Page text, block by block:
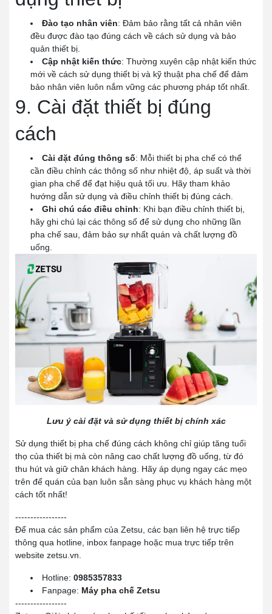
Đào tạo nhân viên: Đảm bảo rằng tất cả nhân viên
đều được đào tạo đúng cách về cách sử dụng và bảo
quản thiết bị.
Cập nhật kiến thức: Thường xuyên cập nhật kiến thức
mới về cách sử dụng thiết bị và kỹ thuật pha chế để đảm
bảo nhân viên luôn nắm vững các phương pháp tốt nhất.
9. Cài đặt thiết bị đúng
cách
Cài đặt đúng thông số: Mỗi thiết bị pha chế có thể
cần điều chỉnh các thông số như nhiệt độ, áp suất và thời
gian pha chế để đạt hiệu quả tối ưu. Hãy tham khảo
hướng dẫn sử dụng và điều chỉnh thiết bị đúng cách.
Ghi chú các điều chỉnh: Khi bạn điều chỉnh thiết bị,
hãy ghi chú lại các thông số để sử dụng cho những lần
pha chế sau, đảm bảo sự nhất quán và chất lượng đồ
uống.
Lưu ý cài đặt và sử dụng thiết bị chính xác
Sử dụng thiết bị pha chế đúng cách không chỉ giúp tăng tuổi
thọ của thiết bị mà còn nâng cao chất lượng đồ uống, từ đó
thu hút và giữ chân khách hàng. Hãy áp dụng ngay các mẹo
trên để quán của bạn luôn sẵn sàng phục vụ khách hàng một
cách tốt nhất!
-----------------
Để mua các sản phẩm của Zetsu, các bạn liên hệ trực tiếp
thông qua hotline, inbox fanpage hoặc mua trực tiếp trên
website zetsu.vn.
Hotline: 0985357833
Fanpage: Máy pha chế Zetsu
-----------------